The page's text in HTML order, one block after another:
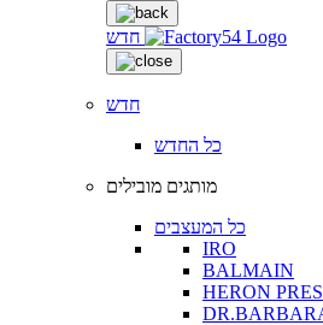
חדש
חדש
כל החדש
מותגים מובילים
כל המעצבים
IRO
BALMAIN
HERON